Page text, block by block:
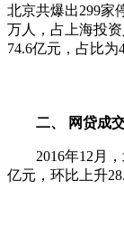
北京共爆出299家
万人，占上海投
74.6亿元，占比为
二、 网贷成
2016年12月，
亿元，环比上升